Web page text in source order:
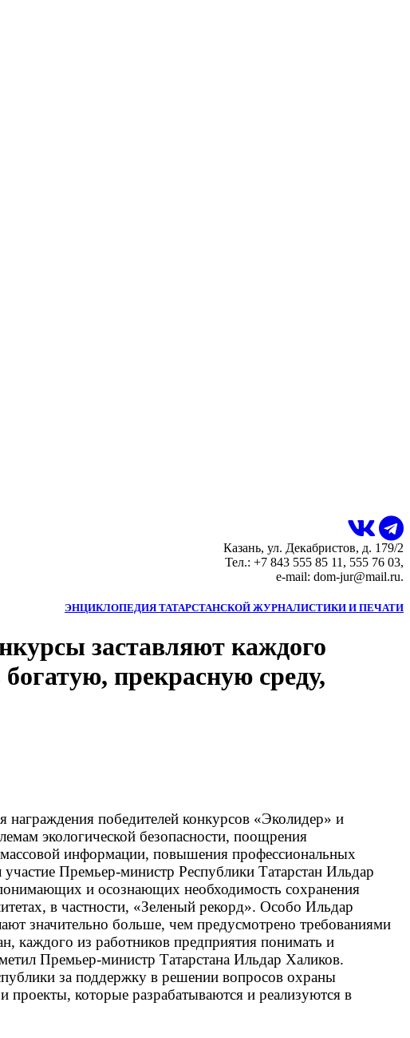
Казань, ул. Декабристов, д. 179/2
Тел.: +7 843 555 85 11, 555 76 03,
e-mail: dom-jur@mail.ru.
ЭНЦИКЛОПЕДИЯ ТАТАРСТАНСКОЙ ЖУРНАЛИСТИКИ И ПЕЧАТИ
заставляют каждого
прекрасную среду,
награждения победителей конкурсов «Эколидер» и
экологической безопасности, поощрения
массовой информации, повышения профессиональных
Премьер-министр Республики Татарстан Ильдар
и осознающих необходимость сохранения
в частности, «Зеленый рекорд». Особо Ильдар
значительно больше, чем предусмотрено требованиями
каждого из работников предприятия понимать и
Премьер-министр Татарстана Ильдар Халиков.
за поддержку в решении вопросов охраны
которые разрабатываются и реализуются в